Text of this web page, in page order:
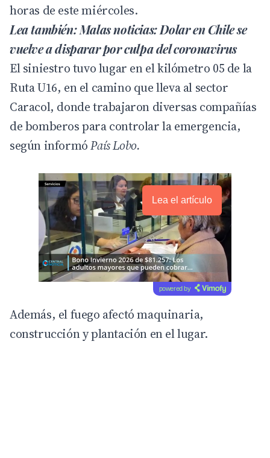
horas de este miércoles.
Lea también:Malas noticias: Dolar en Chile se
vuelve a disparar por culpa del coronavirus
El siniestro tuvo lugar en el kilómetro 05 de la
Ruta U16, en el camino que lleva al sector
Caracol, donde trabajaron diversas compañías
de bomberos para controlar la emergencia,
según informóPaís Lobo.
Lea el artículo
powered by
Además, el fuego afectó maquinaria,
construcción y plantación en el lugar.